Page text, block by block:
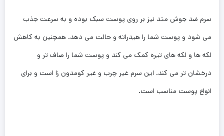
سرم ضد جوش متد نیز بر روی پوست سبک بوده و به سرعت جذب
می شود و پوست شما را هیدراته و حالت می دهد. همچنین به کاهش
لکه ها و لکه های تیره کمک می کند و پوست شما را صاف تر و
درخشان تر می کند. این سرم غیر چرب و غیر کومدون زا است و برای
انواع پوست مناسب است.